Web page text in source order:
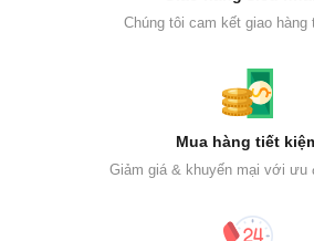
Chúng tôi cam kết giao hàng
Mua hàng tiết
Giảm giá & khuyến mại với ưu